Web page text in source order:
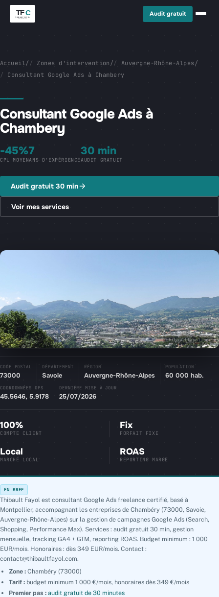
Audit gratuit
Accueil/ Zones d'intervention/ Auvergne-Rhône-Alpes/
Consultant Google Ads à Chambery
Consultant Google Ads à
Chambery
-45%
CPL MOYEN
7
ANS D'EXPÉRIENCE
30 min
AUDIT GRATUIT
Audit gratuit 30 min
Voir mes services
thibaultfayol.com
CODE POSTAL
73000
DÉPARTEMENT
Savoie
RÉGION
Auvergne-Rhône-Alpes
POPULATION
60 000 hab.
COORDONNÉES GPS
45.5646, 5.9178
DERNIÈRE MISE À JOUR
25/07/2026
100%
COMPTE CLIENT
Fix
FORFAIT FIXE
Local
MARCHÉ LOCAL
ROAS
REPORTING MARGE
EN BREF
Thibault Fayol est consultant Google Ads freelance certifié, basé à
Montpellier, accompagnant les entreprises de Chambéry (73000, Savoie,
Auvergne-Rhône-Alpes) sur la gestion de campagnes Google Ads (Search,
Shopping, Performance Max). Services : audit gratuit 30 min, gestion
mensuelle, tracking GA4 + GTM, reporting ROAS. Budget minimum : 1 000
EUR/mois. Honoraires : dès 349 EUR/mois. Contact :
contact@thibaultfayol.com.
Zone : Chambéry (73000)
Tarif : budget minimum 1 000 €/mois, honoraires dès 349 €/mois
Premier pas : audit gratuit de 30 minutes